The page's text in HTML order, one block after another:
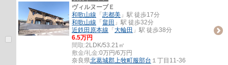
ヴィルヌーブＥ
和歌山線 「 志都美 」駅 徒歩17分
和歌山線 「 畠田 」駅 徒歩32分
近鉄田原本線 「 大輪田 」駅 徒歩38分
6.5万円
間取:2LDK/53.21㎡
敷金/礼金:0万円/6万円
奈良県北葛城郡上牧町服部台 １丁目11-36